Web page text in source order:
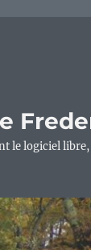
le logiciel